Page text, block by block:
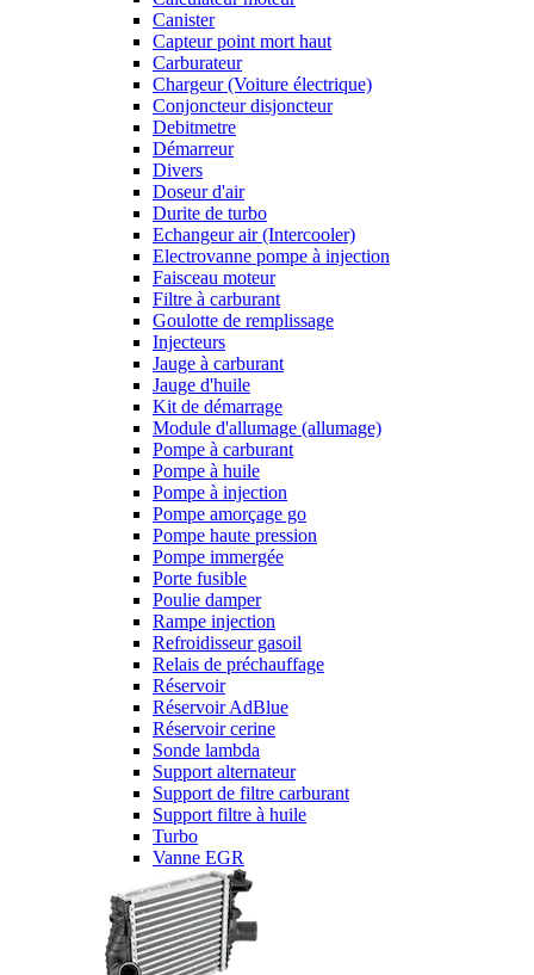
Canister
Capteur point mort haut
Carburateur
Chargeur (Voiture électrique)
Conjoncteur disjoncteur
Debitmetre
Démarreur
Divers
Doseur d'air
Durite de turbo
Echangeur air (Intercooler)
Electrovanne pompe à injection
Faisceau moteur
Filtre à carburant
Goulotte de remplissage
Injecteurs
Jauge à carburant
Jauge d'huile
Kit de démarrage
Module d'allumage (allumage)
Pompe à carburant
Pompe à huile
Pompe à injection
Pompe amorçage go
Pompe haute pression
Pompe immergée
Porte fusible
Poulie damper
Rampe injection
Refroidisseur gasoil
Relais de préchauffage
Réservoir
Réservoir AdBlue
Réservoir cerine
Sonde lambda
Support alternateur
Support de filtre carburant
Support filtre à huile
Turbo
Vanne EGR